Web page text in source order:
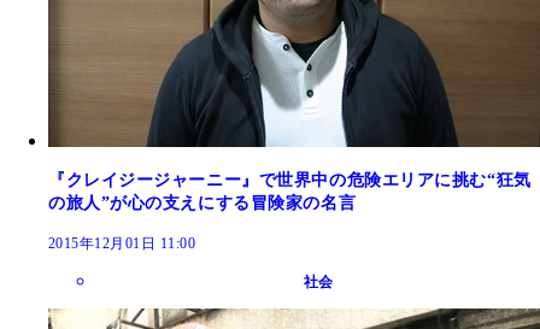
『クレイジージャーニー』で世界中の危険エリアに挑む“狂気
の旅人”が心の支えにする冒険家の名言
2015年12月01日 11:00
社会